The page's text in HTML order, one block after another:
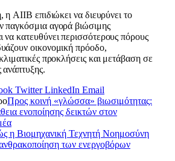
AIIB επιδιώκει να διευρύνει το
παγκόσμια αγορά βιώσιμης
να κατευθύνει περισσότερους πόρους
οικονομική πρόοδο,
προκλήσεις και μετάβαση σε
Twitter LinkedIn Email
Προς κοινή «γλώσσα» βιωσιμότητας:
ενοποίησης δεικτών στον
η Βιομηχανική Τεχνητή Νοημοσύνη
των ενεργοβόρων